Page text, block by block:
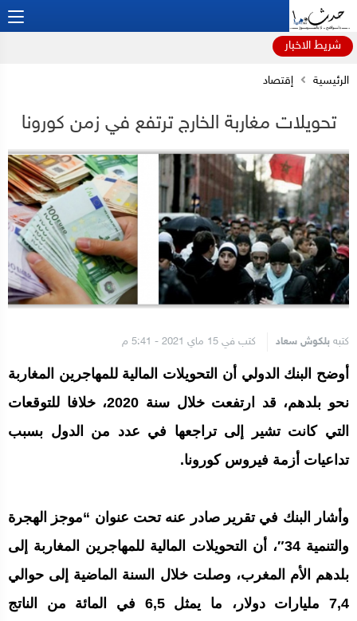
شريط الاخبار
الرئيسية إقتصاد
تحويلات مغاربة الخارج ترتفع في زمن كورونا
كتبه بلكوش سعاد كتب في 15 ماي 2021 - 5:41 م
وضح البنك الدولي أن التحويلات المالية للمهاجرين المغاربة
نحو بلدهم، قد ارتفعت خلال سنة 2020، خلافا للتوقعات
التي كانت تشير إلى تراجعها في عدد من الدول بسبب
تداعيات أزمة فيروس كورونا.
وأشار البنك في تقرير صادر عنه تحت عنوان “موجز الهجرة
والتنمية 34″، أن التحويلات المالية للمهاجرين المغاربة إلى
بلدهم الأم المغرب، وصلت خلال السنة الماضية إلى حوالي
7,4 مليارات دولار، ما يمثل 6,5 في المائة من الناتج